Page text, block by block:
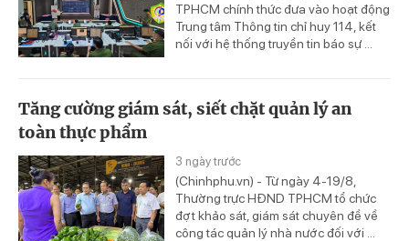
TPHCM chính thức đưa vào hoạt động
Trung tâm Thông tin chỉ huy 114, kết
nối với hệ thống truyền tin báo sự ...
Tăng cường giám sát, siết chặt quản lý an
toàn thực phẩm
3 ngày trước
(Chinhphu.vn) - Từ ngày 4-19/8,
Thường trực HĐND TPHCM tổ chức
đợt khảo sát, giám sát chuyên đề về
công tác quản lý nhà nước đối với ...